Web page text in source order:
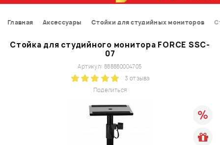
Главная Аксессуары Стойки для студийных мониторов
Стойка для студийного монитора FORCE SSC-
07
Поделиться
Артикул: 888880004705
3 отзыва